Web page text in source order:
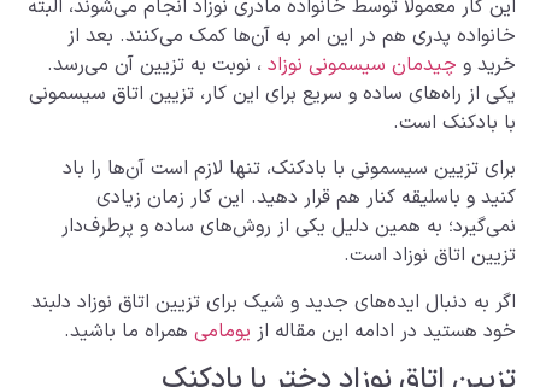
معمولا توسط خانواده مادری نوزاد انجام می‌شوند، البته
پدری هم در این امر به آن‌ها کمک می‌کنند. بعد از
چیدمان سیسمونی نوزاد، نوبت به تزیین آن می‌رسد.
راه‌های ساده و سریع برای این کار، تزیین اتاق سیسمونی
است.
سیسمونی با بادکنک، تنها لازم است آن‌ها را باد
باسلیقه کنار هم قرار دهید. این کار زمان زیادی
به همین دلیل یکی از روش‌های ساده و پرطرف‌دار
اتاق نوزاد است.
دنبال ایده‌های جدید و شیک برای تزیین اتاق نوزاد دلبند
در ادامه این مقاله از یومامیهمراه ما باشید.